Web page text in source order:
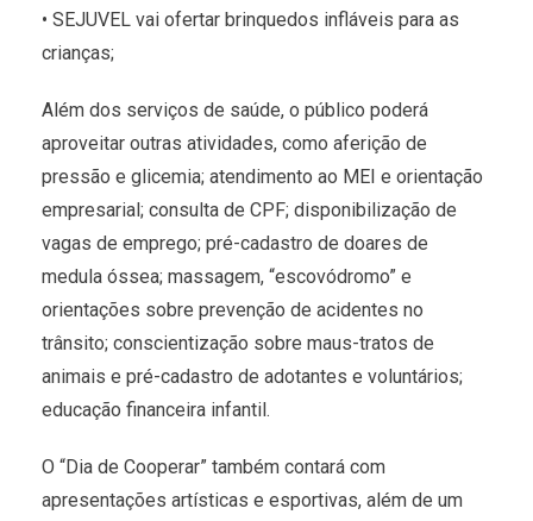
• SEJUVEL vai ofertar brinquedos infláveis para as
crianças;
Além dos serviços de saúde, o público poderá
aproveitar outras atividades, como aferição de
pressão e glicemia; atendimento ao MEI e orientação
empresarial; consulta de CPF; disponibilização de
vagas de emprego; pré-cadastro de doares de
medula óssea; massagem, “escovódromo” e
orientações sobre prevenção de acidentes no
trânsito; conscientização sobre maus-tratos de
animais e pré-cadastro de adotantes e voluntários;
educação financeira infantil.
O “Dia de Cooperar” também contará com
apresentações artísticas e esportivas, além de um